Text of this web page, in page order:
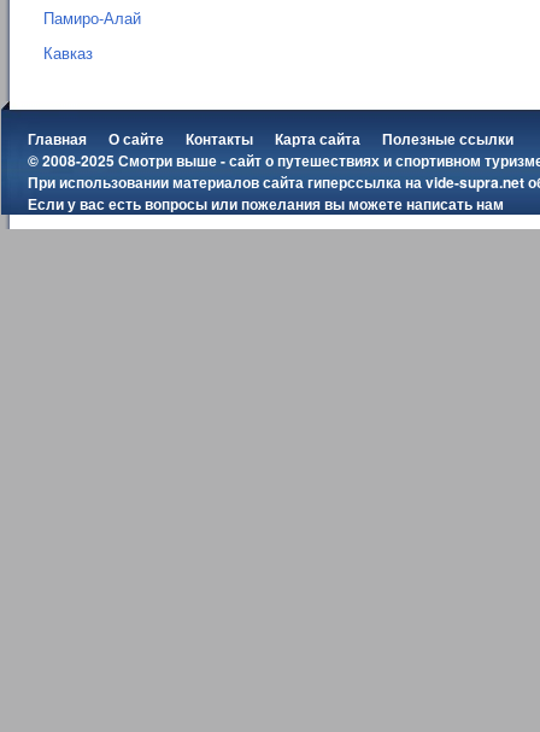
Памиро-Алай
Кавказ
Главная О сайте Контакты Карта сайта
Полезные ссылки
© 2008-2025 Смотри выше - сайт о путешествиях и спортивном
При использовании материалов сайта гиперссылка наvide-supra.net
Если у вас есть вопросы или пожелания вы можетенаписать нам